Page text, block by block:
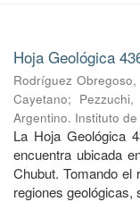
Hoja Geológica
Rodríguez
Cayetano;
Argentino. Instituto
La Hoja Geológica
encuentra ubicada
Chubut. Tomando
regiones geológicas,